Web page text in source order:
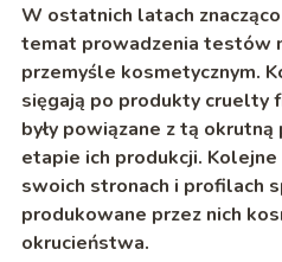
W ostatnich latach
temat prowadzenia testów
przemyśle kosmetycznym.
sięgają po produkty cruelty
były powiązane z tą
etapie ich produkcji. Kolejne
swoich stronach i profilach
produkowane przez nich
okrucieństwa.